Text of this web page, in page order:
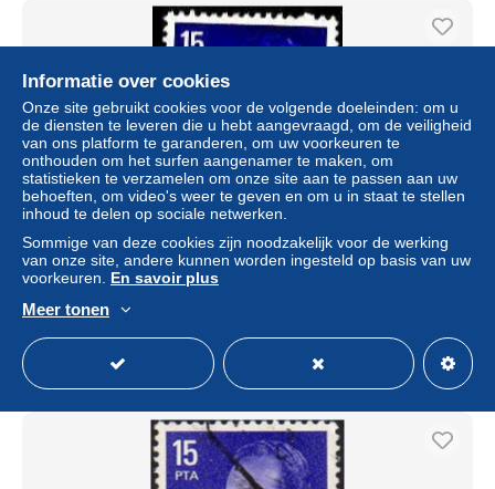
Espagne Poste Obl Yv:2060 Mi:2308 Ed:2395 Juan-Carlos
Ier Profil (TB cachet rond)
Particulier
Informatie over cookies
Onze site gebruikt cookies voor de volgende doeleinden: om u
de diensten te leveren die u hebt aangevraagd, om de veiligheid
van ons platform te garanderen, om uw voorkeuren te
onthouden om het surfen aangenamer te maken, om
statistieken te verzamelen om onze site aan te passen aan uw
behoeften, om video's weer te geven en om u in staat te stellen
inhoud te delen op sociale netwerken.
Sommige van deze cookies zijn noodzakelijk voor de werking
van onze site, andere kunnen worden ingesteld op basis van uw
voorkeuren. En savoir plus
Meer tonen